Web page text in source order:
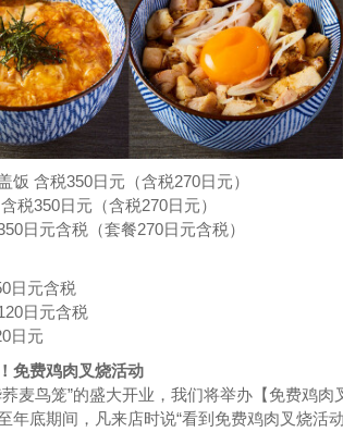
饭 含税350日元（含税270日元）
税350日元（含税270日元）
日元含税（套餐270日元含税）
日元含税
日元含税
日元
免费鸡肉叉烧活动
荞麦鸟笼”的盛大开业，我们将举办【免费鸡肉
年底期间，凡来店时说“看到免费鸡肉叉烧活